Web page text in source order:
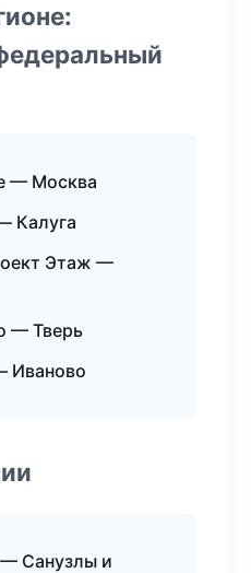
— Москва
Калуга
Этаж —
— Тверь
Иваново
Санузлы и